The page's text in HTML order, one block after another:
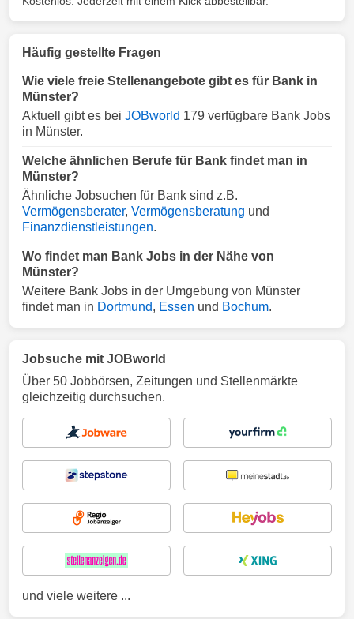
Häufig gestellte Fragen
Wie viele freie Stellenangebote gibt es für Bank in
Münster?
Aktuell gibt es bei JOBworld 179 verfügbare Bank Jobs
in Münster.
Welche ähnlichen Berufe für Bank findet man in
Münster?
Ähnliche Jobsuchen für Bank sind z.B.
Vermögensberater, Vermögensberatung und
Finanzdienstleistungen.
Wo findet man Bank Jobs in der Nähe von
Münster?
Weitere Bank Jobs in der Umgebung von Münster
findet man in Dortmund, Essen und Bochum.
Jobsuche mit JOBworld
Über 50 Jobbörsen, Zeitungen und Stellenmärkte
gleichzeitig durchsuchen.
und viele weitere ...